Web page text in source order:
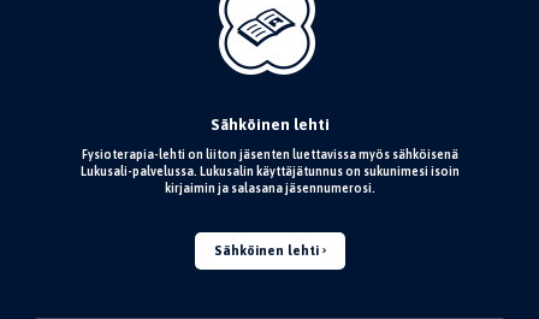
Sähköinen lehti
Fysioterapia-lehti on liiton jäsenten luettavissa myös sähköisenä
Lukusali-palvelussa. Lukusalin käyttäjätunnus on sukunimesi isoin
kirjaimin ja salasana jäsennumerosi.
Sähköinen lehti